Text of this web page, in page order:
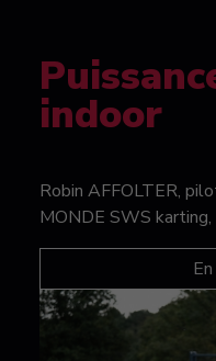
indoor
Robin AFFOLTER,
MONDE SWS karting,